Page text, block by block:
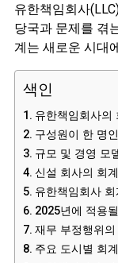
유한책임회사
당국과 문제를 겪
계는 새로운 시대
색인
유한책임회사의
구성원이 한 명
규모 및 경영 모
신설 회사의 회
유한책임회사
2025년에 적용
재무 부정행위
주요 도시별 회